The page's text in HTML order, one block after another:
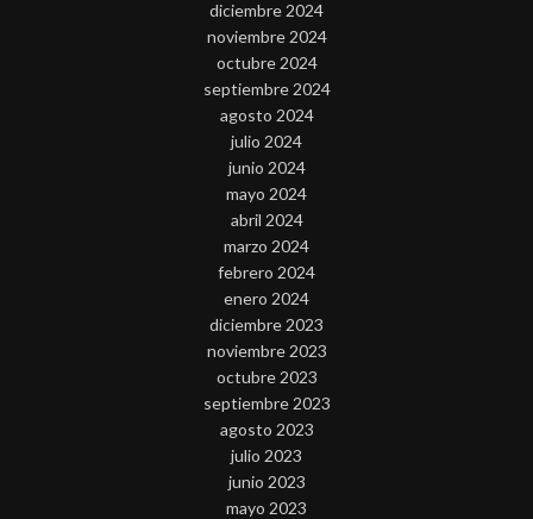
diciembre 2024
noviembre 2024
octubre 2024
septiembre 2024
agosto 2024
julio 2024
junio 2024
mayo 2024
abril 2024
marzo 2024
febrero 2024
enero 2024
diciembre 2023
noviembre 2023
octubre 2023
septiembre 2023
agosto 2023
julio 2023
junio 2023
mayo 2023